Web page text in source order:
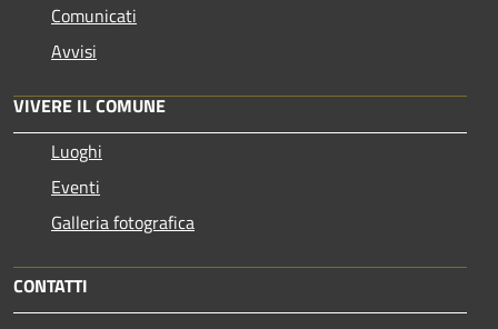
Comunicati
Avvisi
VIVERE IL COMUNE
Luoghi
Eventi
Galleria fotografica
CONTATTI